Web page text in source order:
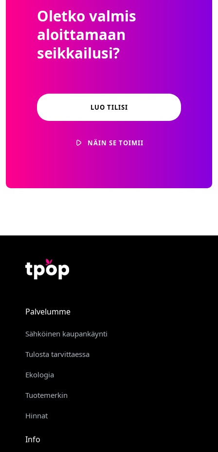
Oletko valmis
aloittamaan
seikkailusi?
LUO TILISI
NÄIN SE TOIMII
Palvelumme
Sähköinen kaupankäynti
Tulosta tarvittaessa
Ekologia
Tuotemerkin
Hinnat
Info